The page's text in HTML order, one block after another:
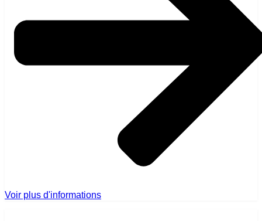
Voir plus d'informations